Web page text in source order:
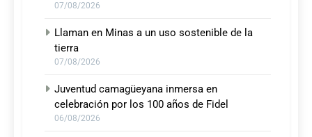
07/08/2026
Llaman en Minas a un uso sostenible de la
tierra
07/08/2026
Juventud camagüeyana inmersa en
celebración por los 100 años de Fidel
06/08/2026